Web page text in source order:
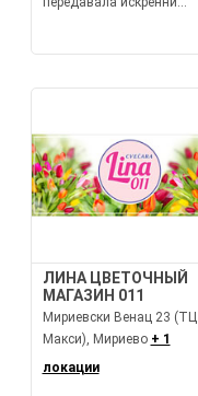
ЛИНА ЦВЕТОЧНЫЙ
МАГАЗИН 011
Мириевски Венац 23 (ТЦ
Макси), Мириево + 1
локации